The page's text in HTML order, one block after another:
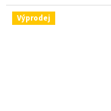
Výprodej